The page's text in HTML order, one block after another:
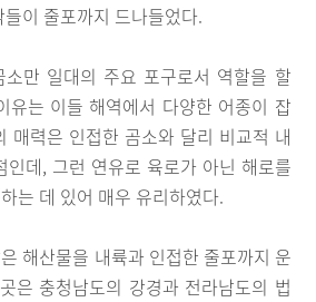
이 줄포까지 드나들었다.
만 일대의 주요 포구로서 역할을 할
유는 이들 해역에서 다양한 어종이 잡
매력은 인접한 곰소와 달리 비교적 내
인데, 그런 연유로 육로가 아닌 해로를
는 데 있어 매우 유리하였다.
해산물을 내륙과 인접한 줄포까지 운
은 충청남도의 강경과 전라남도의 법